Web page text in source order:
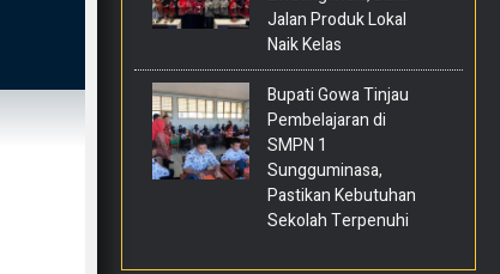
Jalan Produk Lokal
Naik Kelas
Bupati Gowa Tinjau
Pembelajaran di
SMPN 1
Sungguminasa,
Pastikan Kebutuhan
Sekolah Terpenuhi